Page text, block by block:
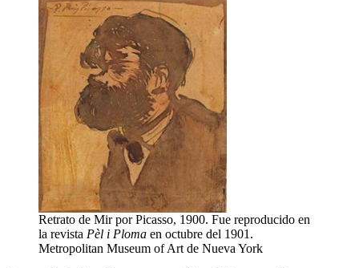
Retrato de Mir por Picasso, 1900. Fue reproducido en
la revista Pèl i Ploma en octubre del 1901.
Metropolitan Museum of Art de Nueva York